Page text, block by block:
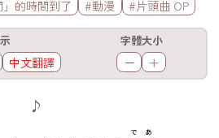
的時間到了 #動漫 #片頭曲 OP
中文翻譯
字體大小
－ ＋
♪
で あ